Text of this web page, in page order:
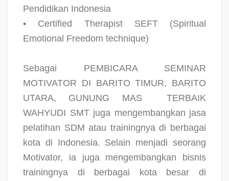
Pendidikan Indonesia
• Certified Therapist SEFT (Spiritual
Emotional Freedom technique)
Sebagai PEMBICARA SEMINAR
MOTIVATOR DI BARITO TIMUR, BARITO
UTARA, GUNUNG MAS
TERBAIK
WAHYUDI SMT juga mengembangkan jasa
pelatihan SDM atau trainingnya di berbagai
kota di Indonesia. Selain menjadi seorang
Motivator, ia juga mengembangkan bisnis
trainingnya di berbagai kota besar di